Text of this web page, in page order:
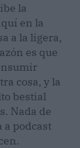
la
en la
a la ligera,
es que
cosa, y la
bestial
Nada de
a podcast